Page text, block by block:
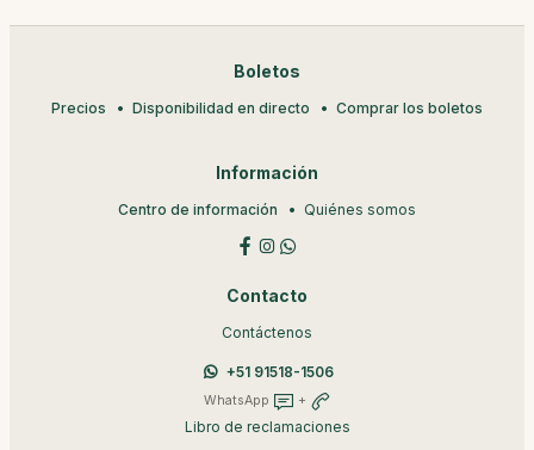
Boletos
Precios Disponibilidad en directo Comprar los boletos
Información
Centro de información Quiénes somos
Contacto
Contáctenos
+51 91518-1506
WhatsApp +
Libro de reclamaciones